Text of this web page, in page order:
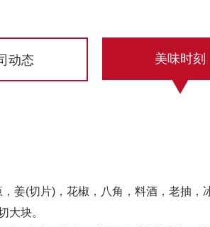
动态 美味时刻
姜(切片)，花椒，八角，料酒，老抽，
大块。